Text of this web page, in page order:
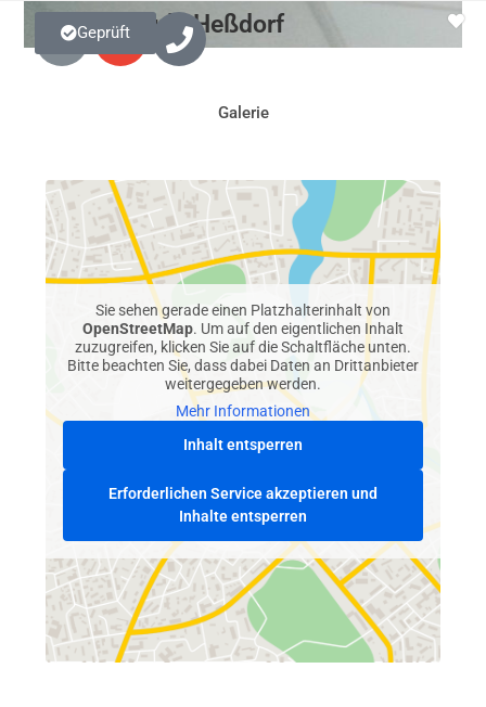
Physioimpuls Heßdorf
Geprüft
Galerie
Sie sehen gerade einen Platzhalterinhalt von
OpenStreetMap. Um auf den eigentlichen Inhalt
zuzugreifen, klicken Sie auf die Schaltfläche unten.
Bitte beachten Sie, dass dabei Daten an Drittanbieter
weitergegeben werden.
Mehr Informationen
Inhalt entsperren
Erforderlichen Service akzeptieren und
Inhalte entsperren